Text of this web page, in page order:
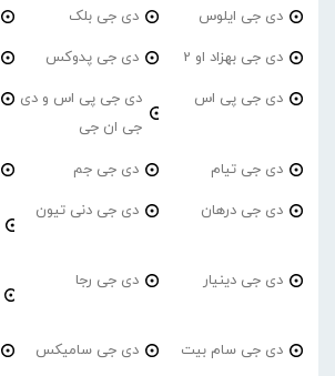
دی جی ایلوس دی جی بلک
دی جی بهزاد او 2 دی جی پدوکس
دی جی پی اس
دی جی پی اس و دی
جی ان جی
دی جی تیام دی جی جم
دی جی درهان دی جی دنی تیون
دی جی دینیار دی جی رجا
دی جی سام بیت دی جی سامیکس